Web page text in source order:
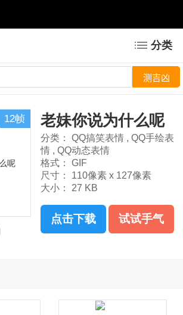
分类
12帧 老妹你说为什么呢
分类： QQ搞笑表情 , QQ手绘表
情 , QQ动态表情
格式：
GIF
尺寸：
110像素 x 127像素
大小：
27 KB
点击下载 试试手气